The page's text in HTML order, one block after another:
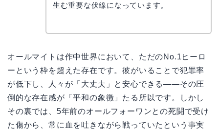
生む重要な伏線になっています。
オールマイトは作中世界において、ただのNo.1ヒーロ
ーという枠を超えた存在です。彼がいることで犯罪率
が低下し、人々が「大丈夫」と安心できる——その圧
倒的な存在感が「平和の象徴」たる所以です。しかし
その裏では、5年前のオールフォーワンとの死闘で受け
た傷から、常に血を吐きながら戦っていたという事実